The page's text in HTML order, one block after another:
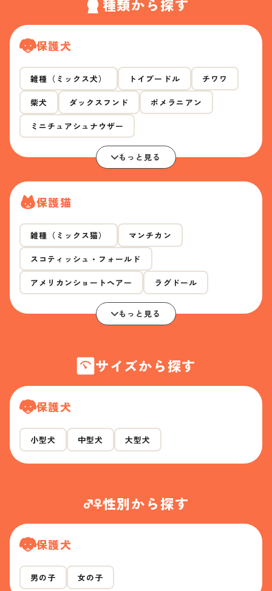
種類から探す
保護犬
雑種（ミックス犬） トイプードル チワワ
柴犬 ダックスフンド ポメラニアン
ミニチュアシュナウザー
もっと見る
保護猫
雑種（ミックス猫） マンチカン
スコティッシュ・フォールド
アメリカンショートヘアー ラグドール
もっと見る
サイズから探す
保護犬
小型犬 中型犬 大型犬
性別から探す
保護犬
男の子 女の子